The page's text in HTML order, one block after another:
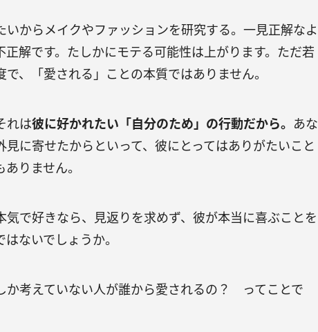
いからメイクやファッションを研究する。一見正解なよ
正解です。たしかにモテる可能性は上がります。ただ若
で、「愛される」ことの本質ではありません。
れは彼に好かれたい「自分のため」の行動だから。 あな
見に寄せたからといって、彼にとってはありがたいこと
りません。
気で好きなら、見返りを求めず、彼が本当に喜ぶことを
ないでしょうか。
か考えていない人が誰から愛されるの？ ってことで